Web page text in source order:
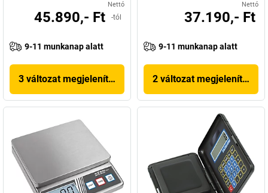
Nettó
45.890,- Ft -tól
9-11 munkanap alatt
3 változat megjelenítése
Nettó
37.190,- Ft
9-11 munkanap alatt
2 változat megjelenítése